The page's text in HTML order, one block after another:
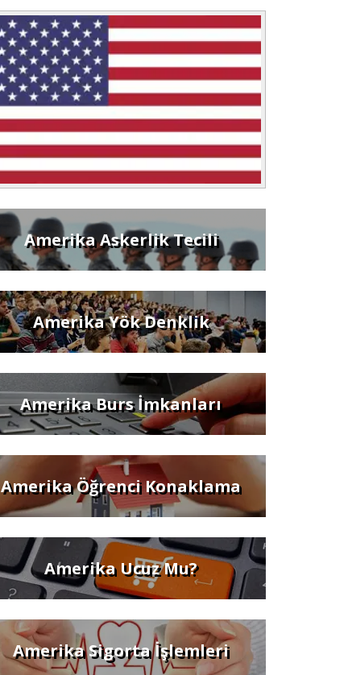
Amerika Askerlik Tecili
Amerika Yök Denklik
Amerika Burs İmkanları
Amerika Öğrenci Konaklama
Amerika Ucuz Mu?
Amerika Sigorta İşlemleri